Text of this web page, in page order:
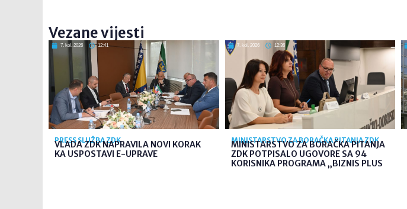
Vezane vijesti
7. kol. 2026 12:41
PRESS SLUŽBA ZDK
VLADA ZDK NAPRAVILA NOVI KORAK
KA USPOSTAVI E-UPRAVE
7. kol. 2026 12:36
MINISTARSTVO ZA BORAČKA PITANJA ZDK
MINISTARSTVO ZA BORAČKA PITANJA
ZDK POTPISALO UGOVORE SA 94
KORISNIKA PROGRAMA „BIZNIS PLUS